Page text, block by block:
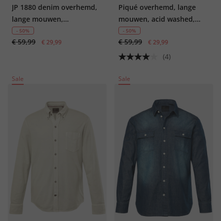
JP 1880 denim overhemd,
lange mouwen,
buttondown-kraag,
vintage look, Modern Fit,
- 50%
€ 59,99 € 29,99
Piqué overhemd, lange
mouwen, acid washed,
kentkraag, modern fit, tot
8 XL
- 50%
€ 59,99 € 29,99
(4)
Sale Sale